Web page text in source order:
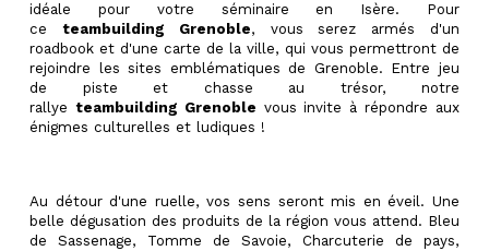
idéale pour votre séminaire en Isère. Pour
ce teambuilding Grenoble, vous serez armés d'un
roadbook et d'une carte de la ville, qui vous permettront de
rejoindre les sites emblématiques de Grenoble. Entre jeu
de piste et chasse au trésor, notre
rallye teambuilding Grenoble vous invite à répondre aux
énigmes culturelles et ludiques !
Au détour d'une ruelle, vos sens seront mis en éveil. Une
belle dégusation des produits de la région vous attend. Bleu
de Sassenage, Tomme de Savoie, Charcuterie de pays,